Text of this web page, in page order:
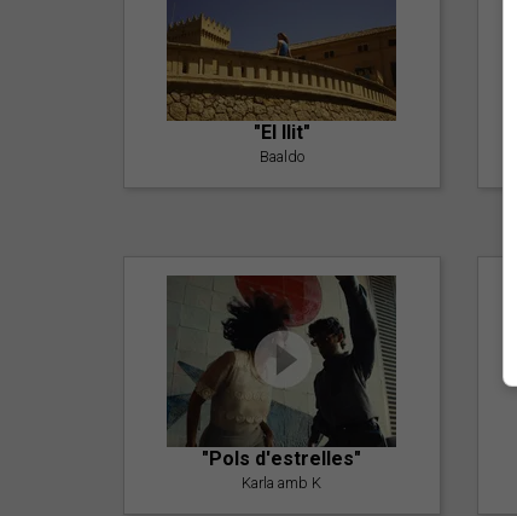
"El llit"
Baaldo
"Pols d'estrelles"
Karla amb K